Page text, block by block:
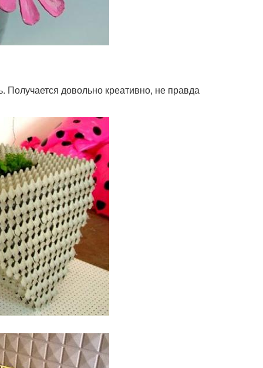
Получается довольно креативно, не правда